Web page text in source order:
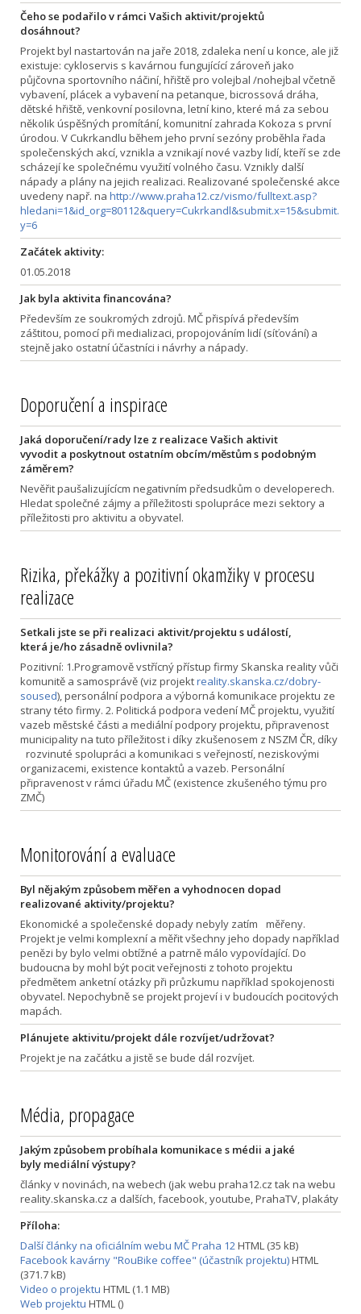
Čeho se podařilo v rámci Vašich aktivit/projektů
dosáhnout?
Projekt byl nastartován na jaře 2018, zdaleka není u konce, ale již
existuje: cykloservis s kavárnou fungujícící zároveň jako
půjčovna sportovního náčiní, hřiště pro volejbal /nohejbal včetně
vybavení, plácek a vybavení na petanque, bicrossová dráha,
dětské hřiště, venkovní posilovna, letní kino, které má za sebou
několik úspěšných promítání, komunitní zahrada Kokoza s první
úrodou. V Cukrkandlu během jeho první sezóny proběhla řada
společenských akcí, vznikla a vznikají nové vazby lidí, kteří se zde
scházejí ke společnému využití volného času. Vznikly další
nápady a plány na jejich realizaci. Realizované společenské akce
uvedeny např. na http://www.praha12.cz/vismo/fulltext.asp?
hledani=1&id_org=80112&query=Cukrkandl&submit.x=15&submit.
y=6
Začátek aktivity:
01.05.2018
Jak byla aktivita financována?
Především ze soukromých zdrojů. MČ přispívá především
záštitou, pomocí při medializaci, propojováním lidí (síťování) a
stejně jako ostatní účastníci i návrhy a nápady.
Doporučení a inspirace
Jaká doporučení/rady lze z realizace Vašich aktivit
vyvodit a poskytnout ostatním obcím/městům s podobným
záměrem?
Nevěřit paušalizujícícm negativním předsudkům o developerech.
Hledat společné zájmy a příležitosti spolupráce mezi sektory a
příležitosti pro aktivitu a obyvatel.
Rizika, překážky a pozitivní okamžiky v procesu
realizace
Setkali jste se při realizaci aktivit/projektu s událostí,
která je/ho zásadně ovlivnila?
Pozitivní: 1.Programově vstřícný přístup firmy Skanska reality vůči
komunitě a samosprávě (viz projektreality.skanska.cz/dobry-
soused), personální podpora a výborná komunikace projektu ze
strany této firmy. 2. Politická podpora vedení MČ projektu, využití
vazeb městské části a mediální podpory projektu, připravenost
municipality na tuto příležitost i díky zkušenosem z NSZM ČR, díky
rozvinuté spolupráci a komunikaci s veřejností, neziskovými
organizacemi, existence kontaktů a vazeb. Personální
připravenost v rámci úřadu MČ (existence zkušeného týmu pro
ZMČ)
Monitorování a evaluace
Byl nějakým způsobem měřen a vyhodnocen dopad
realizované aktivity/projektu?
Ekonomické a společenské dopady nebyly zatím měřeny.
Projekt je velmi komplexní a měřit všechny jeho dopady například
penězi by bylo velmi obtížné a patrně málo vypovídající. Do
budoucna by mohl být pocit veřejnosti z tohoto projektu
předmětem anketní otázky při průzkumu například spokojenosti
obyvatel. Nepochybně se projekt projeví i v budoucích pocitových
mapách.
Plánujete aktivitu/projekt dále rozvíjet/udržovat?
Projekt je na začátku a jistě se bude dál rozvíjet.
Média, propagace
Jakým způsobem probíhala komunikace s médii a jaké
byly mediální výstupy?
články v novinách, na webech (jak webu praha12.cz tak na webu
reality.skanska.cz a dalších, facebook, youtube, PrahaTV, plakáty
Příloha:
Další články na oficiálním webu MČ Praha 12HTML (35 kB)
Facebook kavárny "RouBike coffee" (účastník projektu)HTML
(371.7 kB)
Video o projektu HTML (1.1 MB)
Web projektu HTML ()